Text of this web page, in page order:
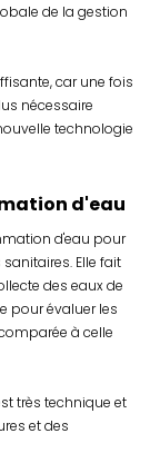
de la gestion
car une fois
nécessaire
technologie
d'eau
d'eau pour
Elle fait
des eaux de
pour évaluer les
à celle
très technique et
et des